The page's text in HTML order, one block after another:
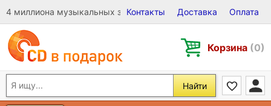
4 миллиона музыкальных записей на Виниле, CD и DVD
Контакты Доставка Оплата
Корзина (0)
Найти